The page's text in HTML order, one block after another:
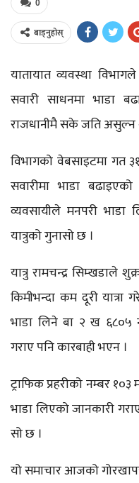
0
बाड्नुहोस्
यातायात व्यवस्था
सवारी साधनमा भाडा
राजधानीमै सके जति
विभागको वेबसाइटमा गत
सवारीमा भाडा
व्यवसायीले मनपरी
यात्रुको गुनासो छ ।
यात्रु रामचन्द्र सिम्खडाले
किमीभन्दा कम दूरी
भाडा लिने बा २ ख ६८०५
गराए पनि कारबाही भएन ।
ट्राफिक प्रहरीको नम्बर
भाडा लिएको जानकारी
सो छ ।
यो समाचार आजको